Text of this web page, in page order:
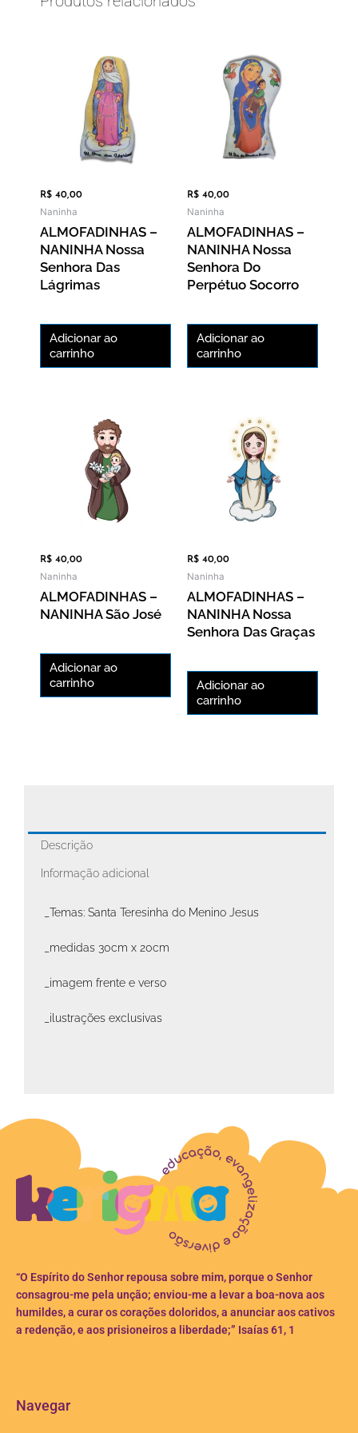
R$ 40,00
Naninha
ALMOFADINHAS –
NANINHA Nossa
Senhora Das
Lágrimas
Adicionar ao
carrinho
R$ 40,00
Naninha
ALMOFADINHAS –
NANINHA Nossa
Senhora Do
Perpétuo Socorro
Adicionar ao
carrinho
R$ 40,00
Naninha
ALMOFADINHAS –
NANINHA São José
Adicionar ao
carrinho
R$ 40,00
Naninha
ALMOFADINHAS –
NANINHA Nossa
Senhora Das Graças
Adicionar ao
carrinho
Descrição
Informação adicional
_Temas: Santa Teresinha do Menino Jesus
_medidas 30cm x 20cm
_imagem frente e verso
_ilustrações exclusivas
“O Espírito do Senhor repousa sobre mim, porque o Senhor
consagrou-me pela unção; enviou-me a levar a boa-nova aos
humildes, a curar os corações doloridos, a anunciar aos cativos
a redenção, e aos prisioneiros a liberdade;” Isaías 61, 1
Navegar